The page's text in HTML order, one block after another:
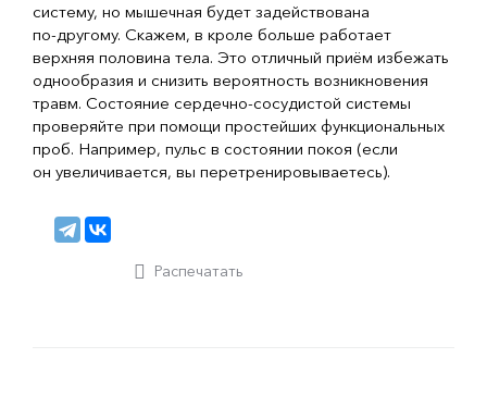
систему, но мышечная будет задействована
по-другому. Скажем, в кроле больше работает
верхняя половина тела. Это отличный приём избежать
однообразия и снизить вероятность возникновения
травм. Состояние сердечно-сосудистой системы
проверяйте при помощи простейших функциональных
проб. Например, пульс в состоянии покоя (если
он увеличивается, вы перетренировываетесь).
Распечатать